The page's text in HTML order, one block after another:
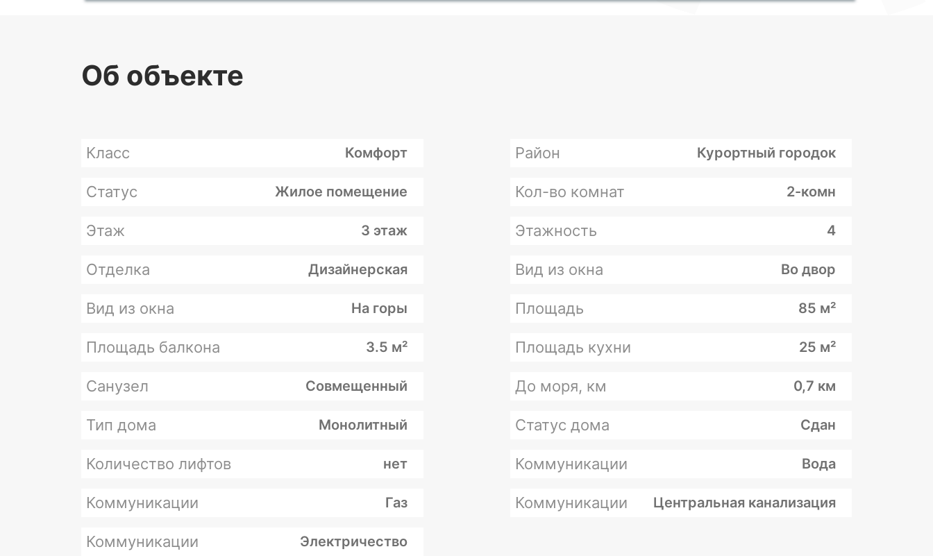
Об объекте
Класс Комфорт Район Курортный городок
Статус Жилое помещение Кол-во комнат 2-комн
Этаж 3 этаж Этажность 4
Отделка Дизайнерская Вид из окна Во двор
Вид из окна На горы Площадь 85 м²
Площадь балкона 3.5 м² Площадь кухни 25 м²
Санузел Совмещенный До моря, км 0,7 км
Тип дома Монолитный Статус дома Сдан
Количество лифтов нет Коммуникации Вода
Коммуникации Газ Коммуникации Центральная канализация
Коммуникации Электричество